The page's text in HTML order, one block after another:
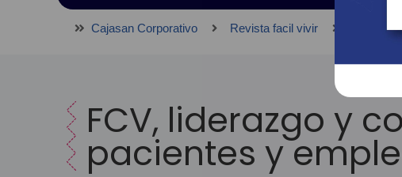
Cajasan Corporativo Revista facil vivir Historias
FCV, liderazgo y
pacientes y